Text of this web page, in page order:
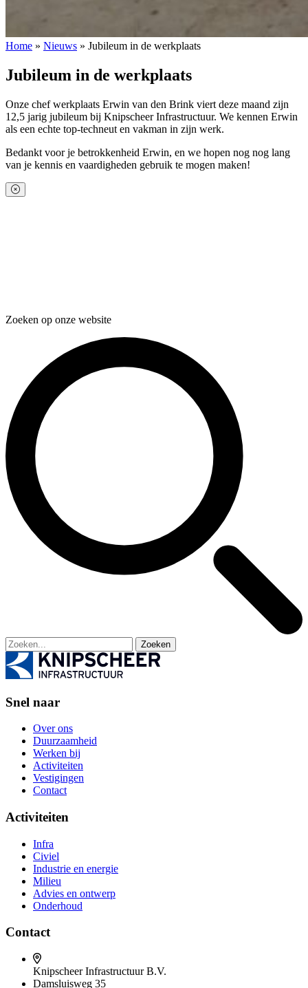
Home » Nieuws » Jubileum in de werkplaats
Jubileum in de werkplaats
Onze chef werkplaats Erwin van den Brink viert deze maand zijn
12,5 jarig jubileum bij Knipscheer Infrastructuur. We kennen Erwin
als een echte top-techneut en vakman in zijn werk.
Bedankt voor je betrokkenheid Erwin, en we hopen nog nog lang
van je kennis en vaardigheden gebruik te mogen maken!
Zoeken op onze website
Zoeken
Snel naar
Over ons
Duurzaamheid
Werken bij
Activiteiten
Vestigingen
Contact
Activiteiten
Infra
Civiel
Industrie en energie
Milieu
Advies en ontwerp
Onderhoud
Contact
Knipscheer Infrastructuur B.V.
Damsluisweg 35